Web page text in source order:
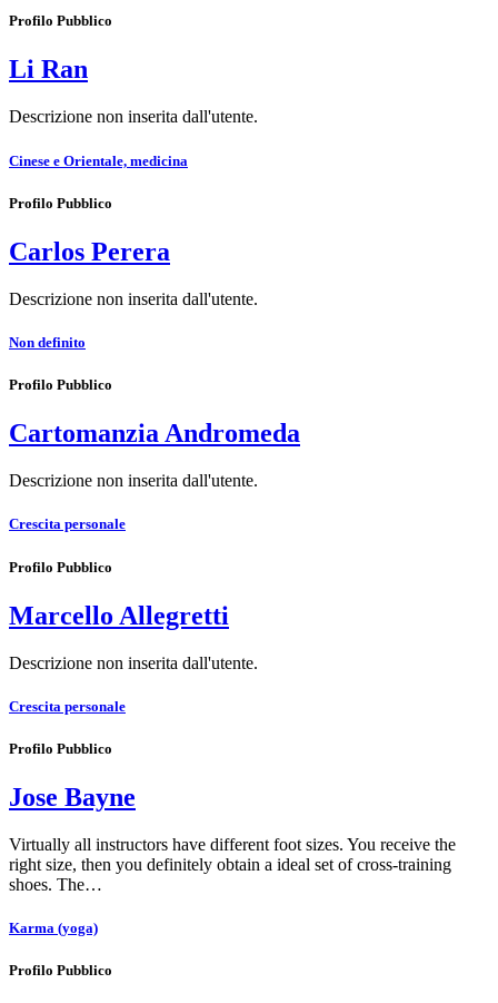
Profilo Pubblico
Li Ran
Descrizione non inserita dall'utente.
Cinese e Orientale, medicina
Profilo Pubblico
Carlos Perera
Descrizione non inserita dall'utente.
Non definito
Profilo Pubblico
Cartomanzia Andromeda
Descrizione non inserita dall'utente.
Crescita personale
Profilo Pubblico
Marcello Allegretti
Descrizione non inserita dall'utente.
Crescita personale
Profilo Pubblico
Jose Bayne
Virtually all instructors have different foot sizes. You receive the
right size, then you definitely obtain a ideal set of cross-training
shoes. The…
Karma (yoga)
Profilo Pubblico